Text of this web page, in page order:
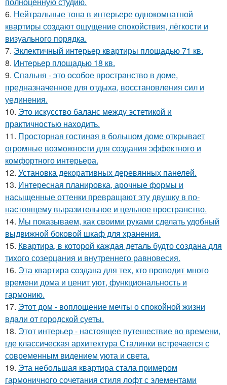
6. Нейтральные тона в интерьере однокомнатной
квартиры создают ощущение спокойствия, лёгкости и
визуального порядка.
7. Эклектичный интерьер квартиры площадью 71 кв.
8. Интерьер площадью 18 кв.
9. Спальня - это особое пространство в доме,
предназначенное для отдыха, восстановления сил и
уединения.
10. Это искусство баланс между эстетикой и
практичностью находить.
11. Просторная гостиная в большом доме открывает
огромные возможности для создания эффектного и
комфортного интерьера.
12. Установка декоративных деревянных панелей.
13. Интересная планировка, арочные формы и
насыщенные оттенки превращают эту двушку в по-
настоящему выразительное и цельное пространство.
14. Мы показываем, как своими руками сделать удобный
выдвижной боковой шкаф для хранения.
15. Квартира, в которой каждая деталь будто создана для
тихого созерцания и внутреннего равновесия.
16. Эта квартира создана для тех, кто проводит много
времени дома и ценит уют, функциональность и
гармонию.
17. Этот дом - воплощение мечты о спокойной жизни
вдали от городской суеты.
18. Этот интерьер - настоящее путешествие во времени,
где классическая архитектура Сталинки встречается с
современным видением уюта и света.
19. Эта небольшая квартира стала примером
гармоничного сочетания стиля лофт с элементами